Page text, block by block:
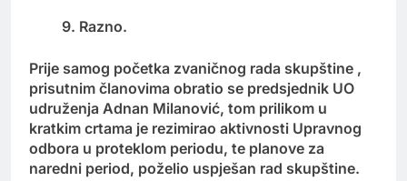
9. Razno.
Prije samog početka zvaničnog rada skupštine ,
prisutnim članovima obratio se predsjednik UO
udruženja Adnan Milanović, tom prilikom u
kratkim crtama je rezimirao aktivnosti Upravnog
odbora u proteklom periodu, te planove za
naredni period, poželio uspješan rad skupštine.